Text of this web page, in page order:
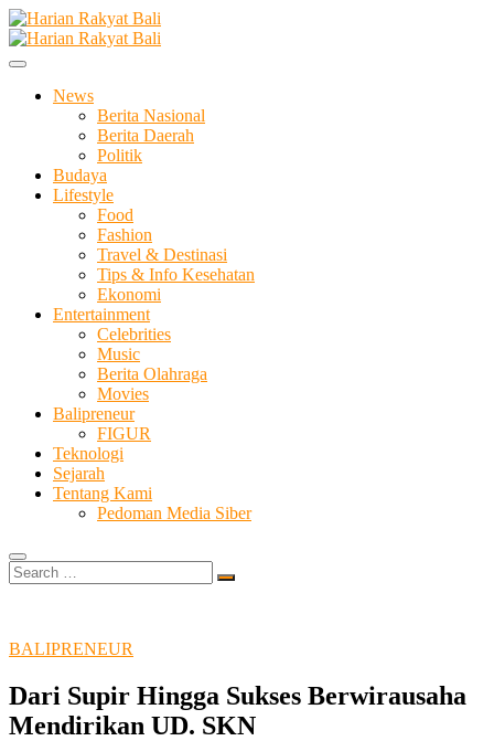
Skip
to
content
Harian Rakyat Bali
Membangun Semangat Kehidupan dan Berbangsa
News
Berita Nasional
Berita Daerah
Politik
Budaya
Lifestyle
Food
Fashion
Travel & Destinasi
Tips & Info Kesehatan
Ekonomi
Entertainment
Celebrities
Music
Berita Olahraga
Movies
Balipreneur
FIGUR
Teknologi
Sejarah
Tentang Kami
Pedoman Media Siber
Search
…
BALIPRENEUR
Dari Supir Hingga Sukses Berwirausaha
Mendirikan UD. SKN